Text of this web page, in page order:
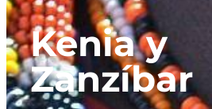
Kenia y
Zanzíbar